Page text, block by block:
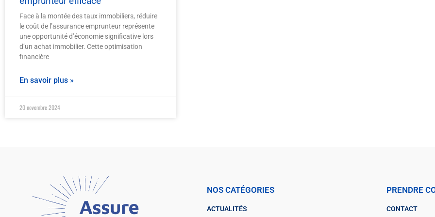
Face à la montée des taux immobiliers, réduire
le coût de l’assurance emprunteur représente
une opportunité d’économie significative lors
d’un achat immobilier. Cette optimisation
financière
En savoir plus »
20 novembre 2024
NOS CATÉGORIES
ACTUALITÉS
PRENDRE
CONTACT